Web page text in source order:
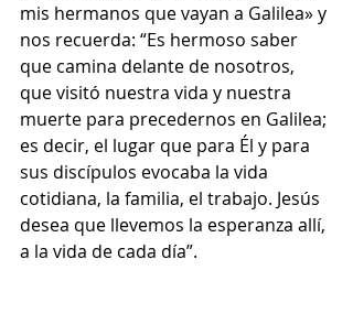
mis hermanos que vayan a Galilea» y
nos recuerda: “Es hermoso saber
que camina delante de nosotros,
que visitó nuestra vida y nuestra
muerte para precedernos en Galilea;
es decir, el lugar que para Él y para
sus discípulos evocaba la vida
cotidiana, la familia, el trabajo. Jesús
desea que llevemos la esperanza allí,
a la vida de cada día”.